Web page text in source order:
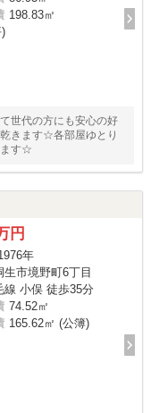
198.83㎡
世代の方にも安心の好
きます☆各部屋ゆとり
ます☆
円
年
生市境野町6丁目
線 小俣 徒歩35分
74.52㎡
165.62㎡ (公簿)